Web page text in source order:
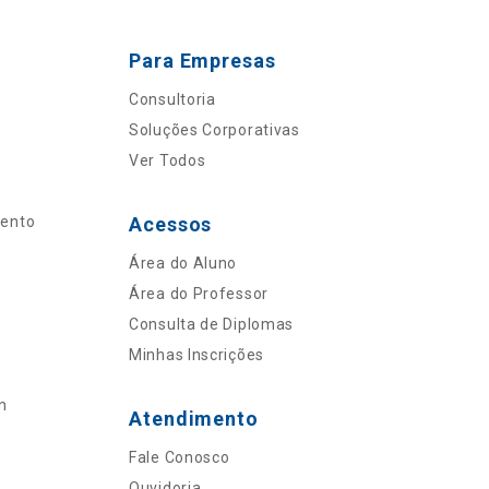
Para Empresas
Consultoria
Soluções Corporativas
Ver Todos
Acessos
Área do Aluno
Área do Professor
Consulta de Diplomas
Minhas Inscrições
Atendimento
Fale Conosco